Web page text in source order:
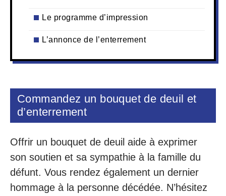
Le programme d’impression
L’annonce de l’enterrement
Commandez un bouquet de deuil et
d’enterrement
Offrir un bouquet de deuil aide à exprimer
son soutien et sa sympathie à la famille du
défunt. Vous rendez également un dernier
hommage à la personne décédée. N’hésitez